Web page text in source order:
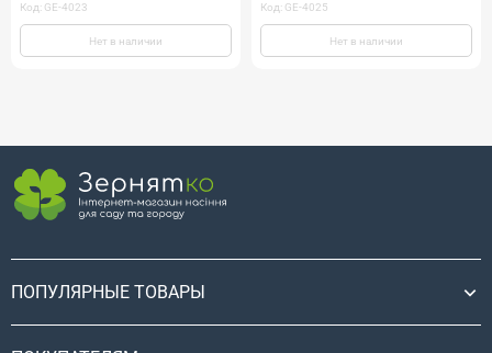
Код: GE-4023
Нет в наличии
Код: GE-4025
Нет в наличии
ПОПУЛЯРНЫЕ ТОВАРЫ